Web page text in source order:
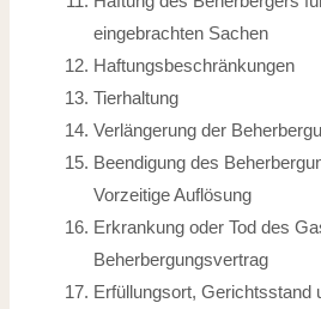
eingebrachten Sachen
Haftungsbeschränkungen
Tierhaltung
Verlängerung der
Beendigung des
Vorzeitige Auflösung
Erkrankung oder Tod des
Beherbergungsvertrag
Erfüllungsort, Gerichtsstand